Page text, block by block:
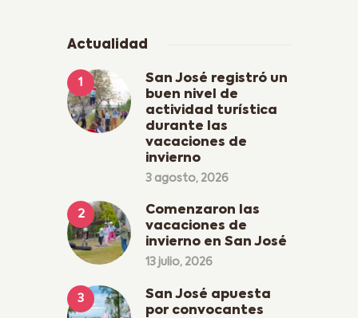
Actualidad
San José registró un
buen nivel de
actividad turística
durante las
vacaciones de
invierno
3 agosto, 2026
Comenzaron las
vacaciones de
invierno en San José
13 julio, 2026
San José apuesta
por convocantes